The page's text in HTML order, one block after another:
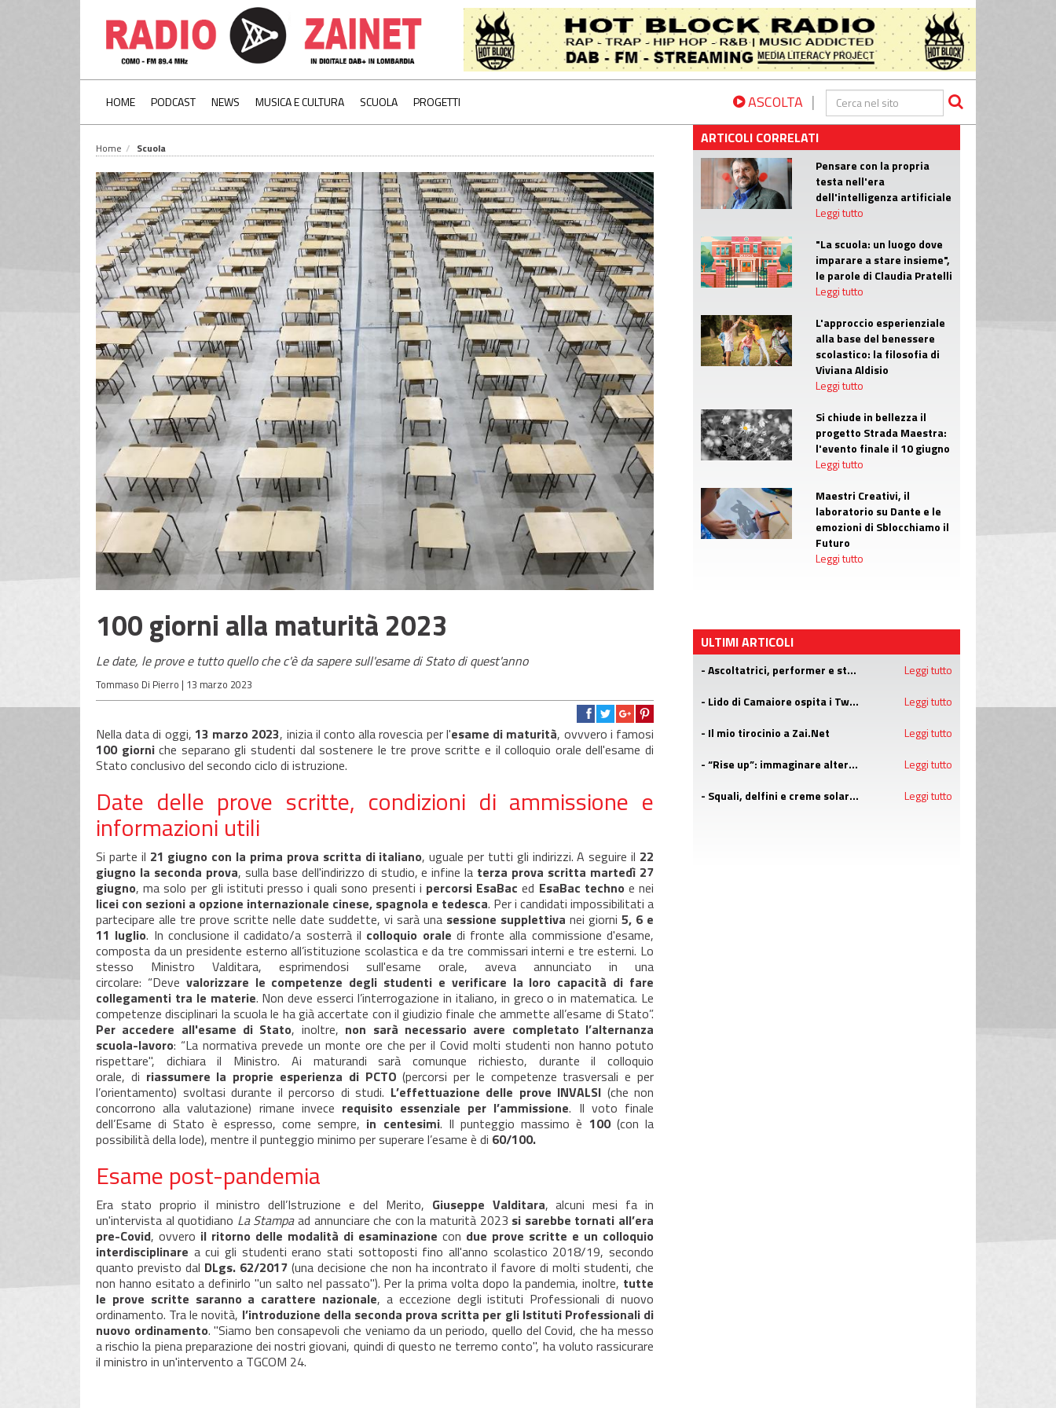
HOME PODCAST NEWS MUSICA E CULTURA SCUOLA PROGETTI ASCOLTA |
Home Scuola
100 giorni alla maturità 2023
Le date, le prove e tutto quello che c'è da sapere sull'esame di Stato di quest'anno
Tommaso Di Pierro | 13 marzo 2023
Nella data di oggi, 13 marzo 2023, inizia il conto alla rovescia per l'esame di maturità, ovvvero i famosi
100 giorniche separano gli studenti dal sostenere le tre prove scritte e il colloquio orale dell'esame di
Stato conclusivo del secondo ciclo di istruzione.
Date delle prove scritte, condizioni di ammissione e
informazioni utili
Si parte il 21 giugno con la prima prova scritta di italiano, uguale per tutti gli indirizzi. A seguire il 22
giugno la seconda prova, sulla base dell'indirizzo di studio, e infine la terza prova scritta martedì 27
giugno, ma solo per gli istituti presso i quali sono presenti i percorsi EsaBac ed EsaBac techno e nei
licei con sezioni a opzione internazionale cinese, spagnola e tedesca. Per i candidati impossibilitati a
partecipare alle tre prove scritte nelle date suddette, vi sarà una sessione supplettiva nei giorni 5, 6 e
11 luglio. In conclusione il cadidato/a sosterrà il colloquio orale di fronte alla commissione d'esame,
composta da un presidente esterno all’istituzione scolastica e da tre commissari interni e tre esterni. Lo
stesso Ministro Valditara, esprimendosi sull'esame orale, aveva annunciato in una
circolare: “Deve valorizzare le competenze degli studenti e verificare la loro capacità di fare
collegamenti tra le materie. Non deve esserci l’interrogazione in italiano, in greco o in matematica. Le
competenze disciplinari la scuola le ha già accertate con il giudizio finale che ammette all’esame di Stato”.
Per accedere all'esame di Stato, inoltre, non sarà necessario avere completato l’alternanza
scuola-lavoro: “La normativa prevede un monte ore che per il Covid molti studenti non hanno potuto
rispettare", dichiara il Ministro. Ai maturandi sarà comunque richiesto, durante il colloquio
orale, di riassumere la proprie esperienza di PCTO (percorsi per le competenze trasversali e per
l’orientamento) svoltasi durante il percorso di studi. L’effettuazione delle prove INVALSI (che non
concorrono alla valutazione) rimane invece requisito essenziale per l’ammissione. Il voto finale
dell’Esame di Stato è espresso, come sempre, in centesimi. Il punteggio massimo è 100(con la
possibilità della lode), mentre il punteggio minimo per superare l’esame è di 60/100.
Esame post-pandemia
Era stato proprio il ministro dell’Istruzione e del Merito, Giuseppe Valditara, alcuni mesi fa in
un'intervista al quotidiano La Stampaad annunciare che con la maturità 2023 si sarebbe tornati all’era
pre-Covid, ovvero il ritorno delle modalità di esaminazione con due prove scritte e un colloquio
interdisciplinare a cui gli studenti erano stati sottoposti fino all'anno scolastico 2018/19, secondo
quanto previsto dal DLgs. 62/2017 (una decisione che non ha incontrato il favore di molti studenti, che
non hanno esitato a definirlo "un salto nel passato"). Per la prima volta dopo la pandemia, inoltre, tutte
le prove scritte saranno a carattere nazionale, a eccezione degli istituti Professionali di nuovo
ordinamento. Tra le novità, l’introduzione della seconda prova scritta per gli Istituti Professionali di
nuovo ordinamento. "Siamo ben consapevoli che veniamo da un periodo, quello del Covid, che ha messo
a rischio la piena preparazione dei nostri giovani, quindi di questo ne terremo conto", ha voluto rassicurare
il ministro in un'intervento a TGCOM 24.
ARTICOLI CORRELATI
Pensare con la propria
testa nell'era
dell'intelligenza artificiale
Leggi tutto
"La scuola: un luogo dove
imparare a stare insieme",
le parole di Claudia Pratelli
Leggi tutto
L'approccio esperienziale
alla base del benessere
scolastico: la filosofia di
Viviana Aldisio
Leggi tutto
Si chiude in bellezza il
progetto Strada Maestra:
l'evento finale il 10 giugno
Leggi tutto
Maestri Creativi, il
laboratorio su Dante e le
emozioni di Sblocchiamo il
Futuro
Leggi tutto
ULTIMI ARTICOLI
- Ascoltatrici, performer e star: le donne nel rap
Leggi tutto
- Lido di Camaiore ospita i Twenty One Pilots
Leggi tutto
- Il mio tirocinio a Zai.Net
Leggi tutto
- “Rise up”: immaginare alternative concrete alla guerra con i campi estivi di Emergency
Leggi tutto
- Squali, delfini e creme solari: attenzione alle bufale dell'estate
Leggi tutto